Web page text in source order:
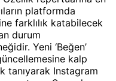
platformda
farklılık katabilecek
durum
Yeni ‘Beğen’
kalp
tanıyarak Instagram